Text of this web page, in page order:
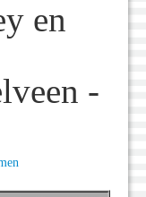
en
-